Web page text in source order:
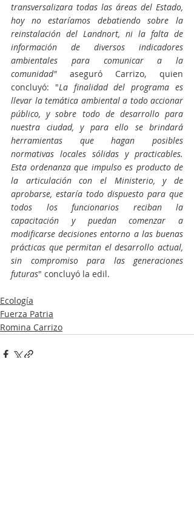
transversalizara todas las áreas del Estado,
hoy no estaríamos debatiendo sobre la
reinstalación del Landnort, ni la falta de
información de diversos indicadores
ambientales para comunicar a la
comunidad" aseguró Carrizo, quien
concluyó: "La finalidad del programa es
llevar la temática ambiental a todo accionar
público, y sobre todo de desarrollo para
nuestra ciudad, y para ello se brindará
herramientas que hagan posibles
normativas locales sólidas y practicables.
Esta ordenanza que impulso es producto de
la articulación con el Ministerio, y de
aprobarse, estaría todo dispuesto para que
todos los funcionarios reciban la
capacitación y puedan comenzar a
modificarse decisiones entorno a las buenas
prácticas que permitan el desarrollo actual,
sin compromiso para las generaciones
futuras" concluyó la edil.
Ecología
Fuerza Patria
Romina Carrizo